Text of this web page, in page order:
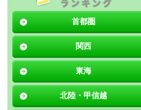
首都圏
関西
東海
北陸・甲信越